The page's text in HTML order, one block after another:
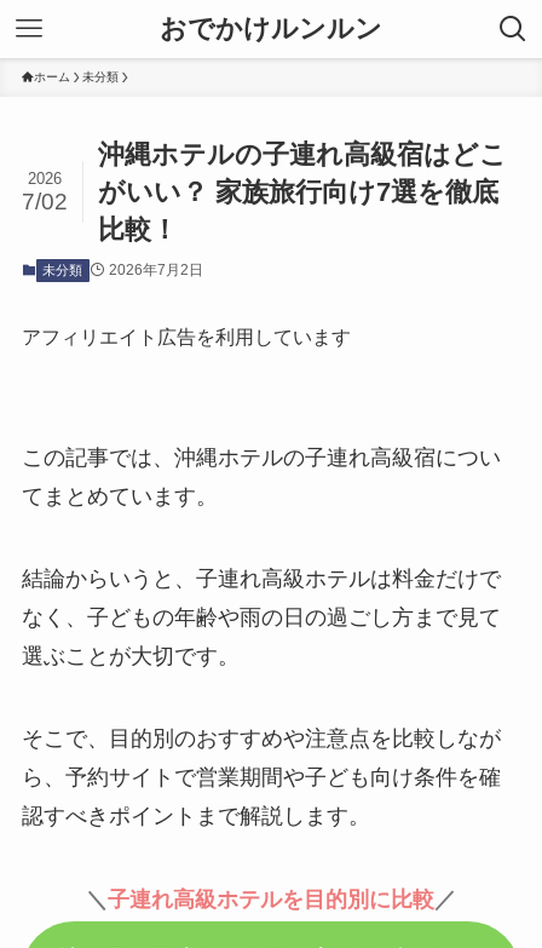
おでかけルンルン
ホーム 未分類
沖縄ホテルの子連れ高級宿はどこ
がいい？ 家族旅行向け7選を徹底
比較！
2026
7/02
未分類 2026年7月2日
アフィリエイト広告を利用しています
この記事では、沖縄ホテルの子連れ高級宿につい
てまとめています。
結論からいうと、子連れ高級ホテルは料金だけで
なく、子どもの年齢や雨の日の過ごし方まで見て
選ぶことが大切です。
そこで、目的別のおすすめや注意点を比較しなが
ら、予約サイトで営業期間や子ども向け条件を確
認すべきポイントまで解説します。
＼ 子連れ高級ホテルを目的別に比較 ／